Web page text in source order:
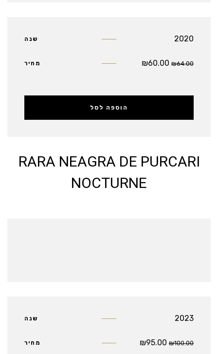
שנה 2020
מחיר ₪64.00
₪60.00
הוספה לסל
RARA NEAGRA DE PURCARI
NOCTURNE
שנה 2023
מחיר ₪100.00
₪95.00